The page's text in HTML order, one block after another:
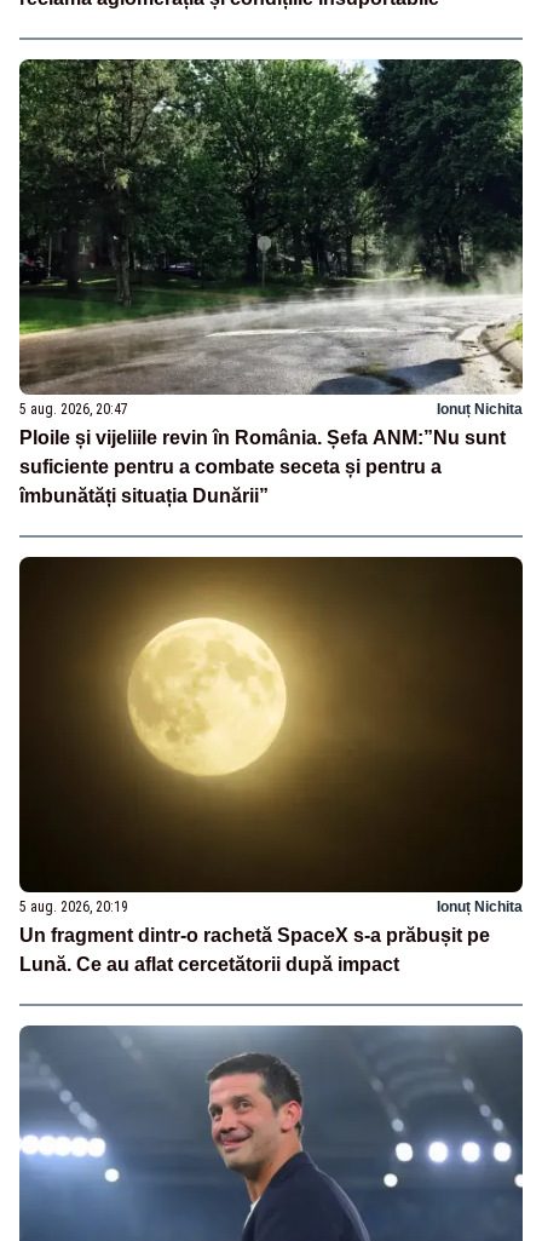
5 aug. 2026, 20:47 Ionuț Nichita
Ploile și vijeliile revin în România. Șefa ANM:”Nu sunt
suficiente pentru a combate seceta și pentru a
îmbunătăți situația Dunării”
5 aug. 2026, 20:19 Ionuț Nichita
Un fragment dintr-o rachetă SpaceX s-a prăbușit pe
Lună. Ce au aflat cercetătorii după impact